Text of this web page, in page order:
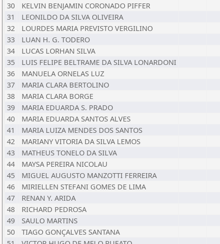
30
KELVIN BENJAMIN CORONADO PIFFER
31
LEONILDO DA SILVA OLIVEIRA
32
LOURDES MARIA PREVISTO VERGILINO
33
LUAN H. G. TODERO
34
LUCAS LORHAN SILVA
35
LUIS FELIPE BELTRAME DA SILVA LONARDONI
36
MANUELA ORNELAS LUZ
37
MARIA CLARA BERTOLINO
38
MARIA CLARA BORGE
39
MARIA EDUARDA S. PRADO
40
MARIA EDUARDA SANTOS ALVES
41
MARIA LUIZA MENDES DOS SANTOS
42
MARIANY VITORIA DA SILVA LEMOS
43
MATHEUS TONELO DA SILVA
44
MAYSA PEREIRA NICOLAU
45
MIGUEL AUGUSTO MANZOTTI FERREIRA
46
MIRIELLEN STEFANI GOMES DE LIMA
47
RENAN Y. ARIDA
48
RICHARD PEDROSA
49
SAULO MARTINS
50
TIAGO GONÇALVES SANTANA